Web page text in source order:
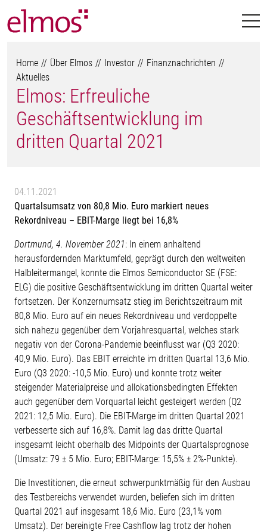
Home Über Elmos Investor
Finanznachrichten
Aktuelles
Elmos: Erfreuliche
Geschäftsentwicklung im
dritten Quartal 2021
04.11.2021
Quartalsumsatz von 80,8 Mio. Euro markiert neues
Rekordniveau – EBIT-Marge liegt bei 16,8%
Dortmund, 4. November 2021: In einem anhaltend
herausfordernden Marktumfeld, geprägt durch den weltweiten
Halbleitermangel, konnte die Elmos Semiconductor SE (FSE:
ELG) die positive Geschäftsentwicklung im dritten Quartal weiter
fortsetzen. Der Konzernumsatz stieg im Berichtszeitraum mit
80,8 Mio. Euro auf ein neues Rekordniveau und verdoppelte
sich nahezu gegenüber dem Vorjahresquartal, welches stark
negativ von der Corona-Pandemie beeinflusst war (Q3 2020:
40,9 Mio. Euro). Das EBIT erreichte im dritten Quartal 13,6 Mio.
Euro (Q3 2020: -10,5 Mio. Euro) und konnte trotz weiter
steigender Materialpreise und allokationsbedingten Effekten
auch gegenüber dem Vorquartal leicht gesteigert werden (Q2
2021: 12,5 Mio. Euro). Die EBIT-Marge im dritten Quartal 2021
verbesserte sich auf 16,8%. Damit lag das dritte Quartal
insgesamt leicht oberhalb des Midpoints der Quartalsprognose
(Umsatz: 79 ± 5 Mio. Euro; EBIT-Marge: 15,5% ± 2%-Punkte).
Die Investitionen, die erneut schwerpunktmäßig für den Ausbau
des Testbereichs verwendet wurden, beliefen sich im dritten
Quartal 2021 auf insgesamt 18,6 Mio. Euro (23,1% vom
Umsatz). Der bereinigte Free Cashflow lag trotz der hohen